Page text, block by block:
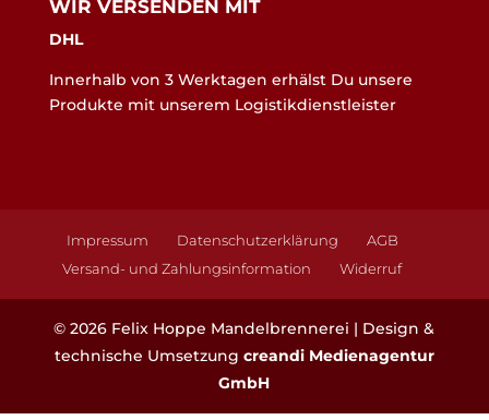
WIR VERSENDEN MIT
DHL
Innerhalb von 3 Werktagen erhälst Du unsere
Produkte mit unserem Logistikdienstleister
Impressum Datenschutzerklärung
AGB
Versand- und Zahlungsinformation
Widerruf
©2026 Felix Hoppe Mandelbrennerei | Design &
technische Umsetzung creandi Medienagentur
GmbH